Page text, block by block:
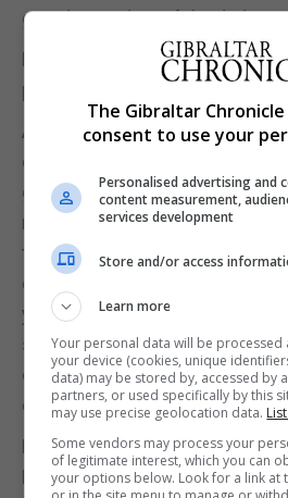
guardianas de mi felicidad.
El aleteo repentino de una
presente.
Acá sentado, contemplando
desiertas desde mi ventana,
gran pandemia que cada día
más de nuestros queridos
tarde, con la misma paciencia
que esta paloma solitaria y gris
y un poco ingrata, para
seco que le arrojaba, mientras
cielo pincelado de colores de
querida Caracas.
El tiempo y la lucha, habían
Había perdido el vínculo al
The Gibraltar
consent to use your
Personalised advertising and
content measurement,
services development
Store and/or access
Learn more
Your personal data will be
your device (cookies, unique
data) may be stored by, accessed by
partners, or used specifically by this
may use precise geolocation data.
Some vendors may process your
of legitimate interest, which you can
your options below. Look for a link at